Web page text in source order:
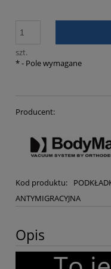
szt.
*- Pole wymagane
Producent:
Kod produktu:
ANTYMIGRACYJNA
Opis